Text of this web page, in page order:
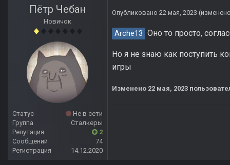
Пётр Чебан
Новичок
Статус
Не в сети
Группа
Сталкеры
Репутация
2
Сообщений
74
Регистрация
14.12.2020
Опубликовано 22 мая, 2023
Arche13 Оно то просто,
Но я не знаю как поступить
игры
Изменено 22 мая, 2023